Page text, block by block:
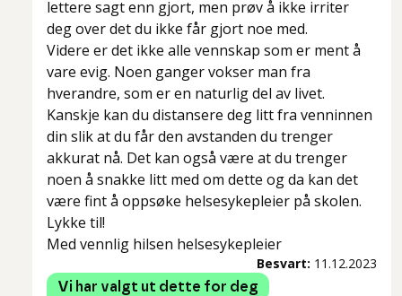
lettere sagt enn gjort, men prøv å ikke irriter
deg over det du ikke får gjort noe med.
Videre er det ikke alle vennskap som er ment å
vare evig. Noen ganger vokser man fra
hverandre, som er en naturlig del av livet.
Kanskje kan du distansere deg litt fra venninnen
din slik at du får den avstanden du trenger
akkurat nå. Det kan også være at du trenger
noen å snakke litt med om dette og da kan det
være fint å oppsøke helsesykepleier på skolen.
Lykke til!
Med vennlig hilsen helsesykepleier
Besvart: 11.12.2023
Vi har valgt ut dette for deg